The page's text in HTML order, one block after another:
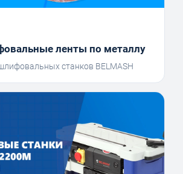
ленты по металлу
станков BELMASH